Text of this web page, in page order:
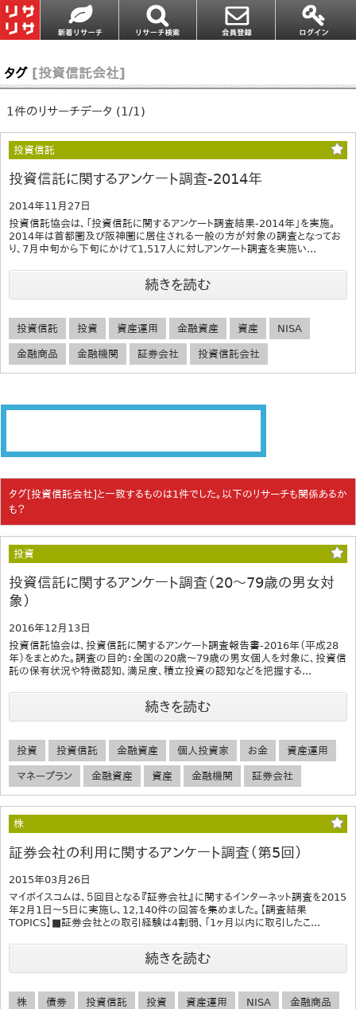
タグ [投資信託会社]
1件のリサーチデータ (1/1)
投資信託
投資信託に関するアンケート調査-2014年
2014年11月27日
投資信託協会は、「投資信託に関するアンケート調査結果-2014年」を実施。
2014年は首都圏及び阪神圏に居住される一般の方が対象の調査となってお
り、7月中旬から下旬にかけて1,517人に対しアンケート調査を実施い...
続きを読む
投資信託 投資 資産運用 金融資産 資産 NISA
金融商品 金融機関 証券会社 投資信託会社
タグ[投資信託会社]と一致するものは1件でした。以下のリサーチも関係あるか
も？
投資
投資信託に関するアンケート調査（20～79歳の男女対
象）
2016年12月13日
投資信託協会は、投資信託に関するアンケート調査報告書-2016年（平成28
年）をまとめた。調査の目的：全国の20歳〜79歳の男女個人を対象に、投資信
託の保有状況や特徴認知、満足度、積立投資の認知などを把握する...
続きを読む
投資 投資信託 金融資産 個人投資家 お金 資産運用
マネープラン 金融資産 資産 金融機関 証券会社
株
証券会社の利用に関するアンケート調査（第5回）
2015年03月26日
マイボイスコムは、５回目となる『証券会社』に関するインターネット調査を2015
年2月1日～5日に実施し、12,140件の回答を集めました。【調査結果
TOPICS】■証券会社との取引経験は4割弱、「1ヶ月以内に取引したこ...
続きを読む
株 債券 投資信託 投資 資産運用 NISA 金融商品